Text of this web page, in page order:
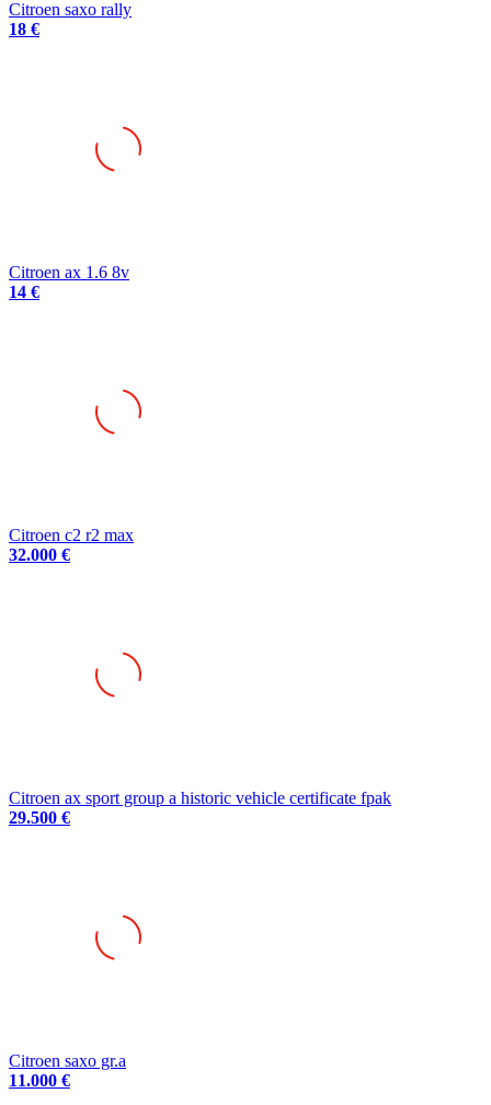
Citroen saxo rally
18 €
Citroen ax 1.6 8v
14 €
Citroen c2 r2 max
32.000 €
Citroen ax sport group a historic vehicle certificate fpak
29.500 €
Citroen saxo gr.a
11.000 €